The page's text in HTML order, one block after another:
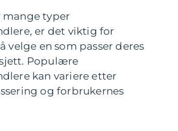
mange typer
er det viktig for
velge en som passer deres
Populære
kan variere etter
og forbrukernes